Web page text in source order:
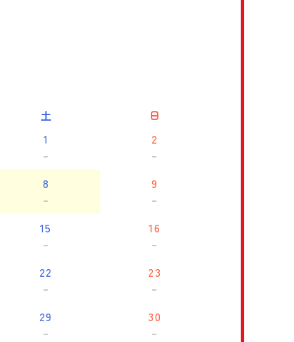
土
日
1
－
2
－
8
－
9
－
15
－
16
－
22
－
23
－
29
－
30
－